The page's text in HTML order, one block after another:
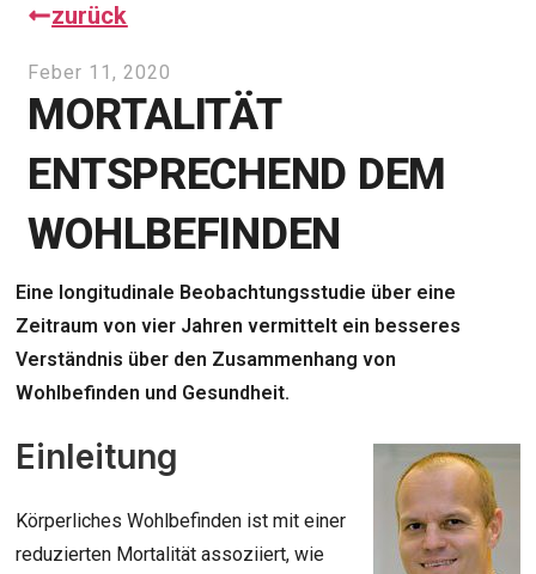
zurück
Feber 11, 2020
MORTALITÄT
ENTSPRECHEND DEM
WOHLBEFINDEN
Eine longitudinale Beobachtungsstudie über eine
Zeitraum von vier Jahren vermittelt ein besseres
Verständnis über den Zusammenhang von
Wohlbefinden und Gesundheit.
Einleitung
Körperliches Wohlbefinden ist mit einer
reduzierten Mortalität assoziiert, wie